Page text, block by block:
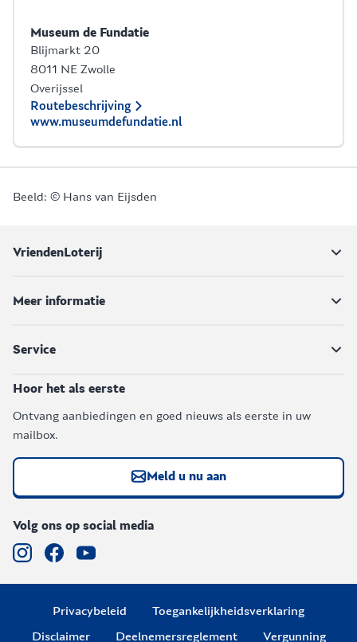
Museum de Fundatie
Blijmarkt 20
8011 NE Zwolle
Overijssel
Routebeschrijving
www.museumdefundatie.nl
Beeld: © Hans van Eijsden
VriendenLoterij
Meer informatie
Service
Hoor het als eerste
Ontvang aanbiedingen en goed nieuws als eerste in uw
mailbox.
Meld u nu aan
Volg ons op social media
Privacybeleid
Toegankelijkheidsverklaring
Disclaimer
Deelnemersreglement Vergunning